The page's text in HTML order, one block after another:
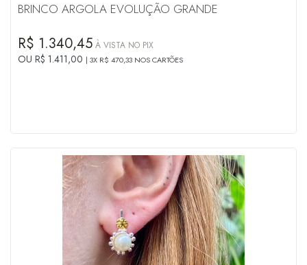
BRINCO ARGOLA EVOLUÇÃO GRANDE
R$ 1.340,45 À VISTA NO PIX
OU R$ 1.411,00 3X R$ 470,33 NOS CARTÕES